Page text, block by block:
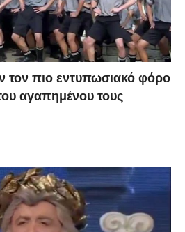
τον πιο εντυπωσιακό φόρο
αγαπημένου τους